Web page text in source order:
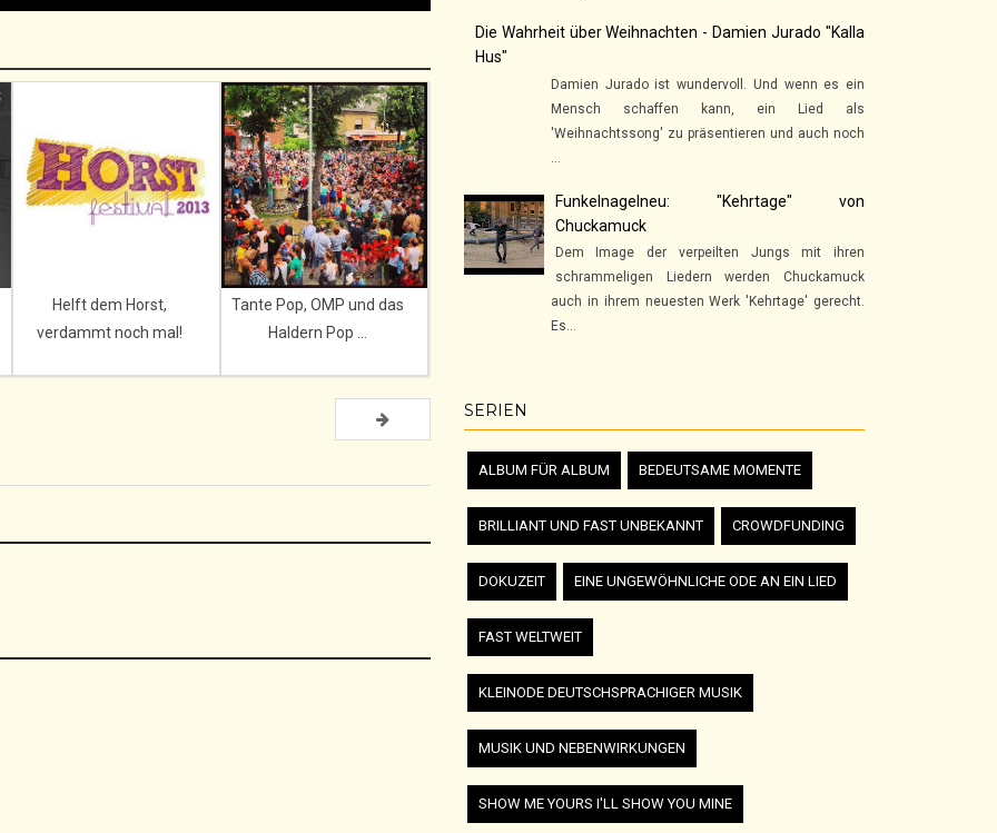
Helft dem Horst,
verdammt noch mal!
Tante Pop, OMP und das
Haldern Pop ...
Die Wahrheit über Weihnachten - Damien Jurado "Kalla
Hus"
Damien Jurado ist wundervoll. Und wenn es ein
Mensch schaffen kann, ein Lied als
'Weihnachtssong' zu präsentieren und auch noch
...
Funkelnagelneu: "Kehrtage" von
Chuckamuck
Dem Image der verpeilten Jungs mit ihren
schrammeligen Liedern werden Chuckamuck
auch in ihrem neuesten Werk 'Kehrtage' gerecht.
Es...
SERIEN
ALBUM FÜR ALBUM BEDEUTSAME MOMENTE
BRILLIANT UND FAST UNBEKANNT CROWDFUNDING
DOKUZEIT EINE UNGEWÖHNLICHE ODE AN EIN LIED
FAST WELTWEIT
KLEINODE DEUTSCHSPRACHIGER MUSIK
MUSIK UND NEBENWIRKUNGEN
SHOW ME YOURS I'LL SHOW YOU MINE